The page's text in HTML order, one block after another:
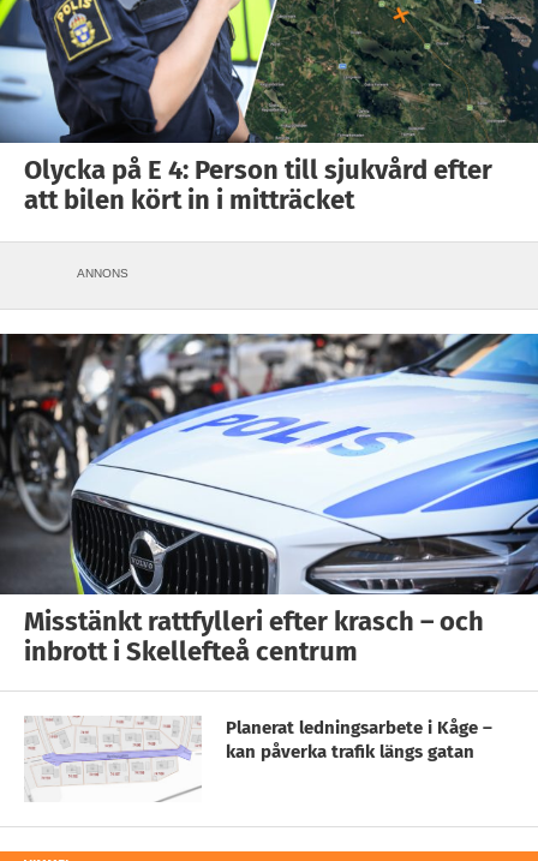
Olycka på E 4: Person till sjukvård efter
att bilen kört in i mitträcket
ANNONS
Misstänkt rattfylleri efter krasch – och
inbrott i Skellefteå centrum
Planerat ledningsarbete i Kåge –
kan påverka trafik längs gatan